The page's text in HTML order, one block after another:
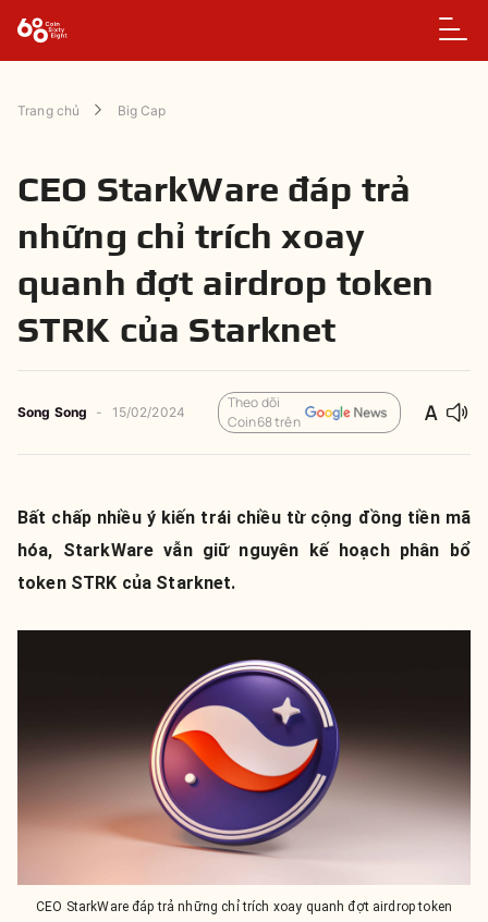
Trang chủ Big Cap
CEO StarkWare đáp trả
những chỉ trích xoay
quanh đợt airdrop token
STRK của Starknet
Song Song - 15/02/2024
Theo dõi
Coin68 trên
Bất chấp nhiều ý kiến trái chiều từ cộng đồng tiền mã
hóa, StarkWare vẫn giữ nguyên kế hoạch phân bổ
token STRK của Starknet.
CEO StarkWare đáp trả những chỉ trích xoay quanh đợt airdrop token